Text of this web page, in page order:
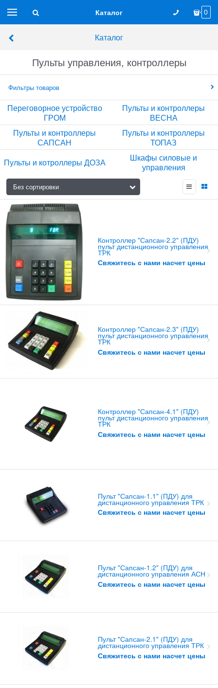
Каталог 0
Каталог
Пульты управления, контроллеры
Фильтры товаров
Переговорное устройство
ГРОМ
Пульты и контроллеры
ВЕСНА
Пульты и контроллеры
САПСАН
Пульты и контроллеры
ТОПАЗ
Пульты и котроллеры ДОЗА
Шкафы силовые и
управления
Контроллер "Сапсан-2.2" (ПДУ)
пульт дистанционного управления
ТРК
Свяжитесь с нами насчет цены
Контроллер "Сапсан-2.3" (ПДУ)
пульт дистанционного управления
ТРК
Свяжитесь с нами насчет цены
Контроллер "Сапсан-4.1" (ПДУ)
пульт дистанционного управления
ТРК
Свяжитесь с нами насчет цены
Пульт "Сапсан-1.1" (ПДУ) для
дистанционного управления ТРК
Свяжитесь с нами насчет цены
Пульт "Сапсан-1.2" (ПДУ) для
дистанционного управления АСН
Свяжитесь с нами насчет цены
Пульт "Сапсан-2.1" (ПДУ) для
дистанционного управления ТРК
Свяжитесь с нами насчет цены